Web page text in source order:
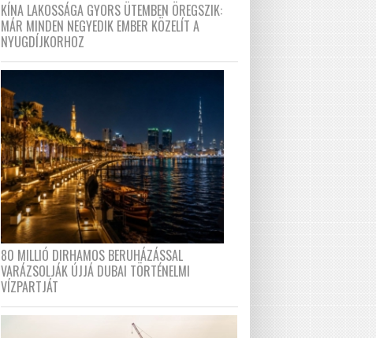
KÍNA LAKOSSÁGA GYORS ÜTEMBEN ÖREGSZIK:
MÁR MINDEN NEGYEDIK EMBER KÖZELÍT A
NYUGDÍJKORHOZ
80 MILLIÓ DIRHAMOS BERUHÁZÁSSAL
VARÁZSOLJÁK ÚJJÁ DUBAI TÖRTÉNELMI
VÍZPARTJÁT